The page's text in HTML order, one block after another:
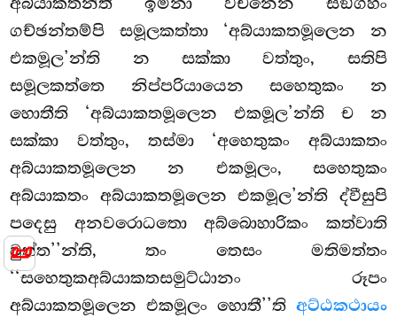
📜
ගච්ඡන්තම්පි සමූලකත්තා ‘අබ්යාකතමූලෙන න
එකමූල’න්ති න සක්කා වත්තුං, සතිපි
සමූලකත්තෙ නිප්පරියායෙන සහෙතුකං න
හොතීති ‘අබ්යාකතමූලෙන එකමූල’න්ති ච න
සක්කා වත්තුං, තස්මා ‘අහෙතුකං අබ්යාකතං
අබ්යාකතමූලෙන න එකමූලං, සහෙතුකං
අබ්යාකතං අබ්යාකතමූලෙන එකමූල’න්ති ද්වීසුපි
පදෙසු අනවරොධතො අබ්බොහාරිකං කත්වාති
වුත්ත’’න්ති, තං තෙසං මතිමත්තං
‘‘සහෙතුකඅබ්යාකතසමුට්ඨානං රූපං
අබ්යාකතමූලෙන එකමූලං හොතී’’ති අට්ඨකථායං